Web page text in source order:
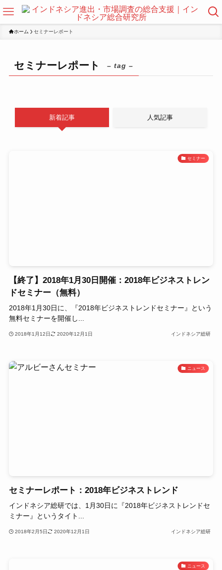
ホーム セミナーレポート
セミナーレポート – tag –
新着記事 人気記事
セミナー
【終了】2018年1月30日開催：2018年ビジネストレン
ドセミナー（無料）
2018年1月30日に、『2018年ビジネストレンドセミナー』という
無料セミナーを開催し...
2018年1月12日 2020年12月1日 インドネシア総研
ニュース
セミナーレポート：2018年ビジネストレンド
インドネシア総研では、1月30日に『2018年ビジネストレンドセ
ミナー』というタイト...
2018年2月5日 2020年12月1日 インドネシア総研
ニュース